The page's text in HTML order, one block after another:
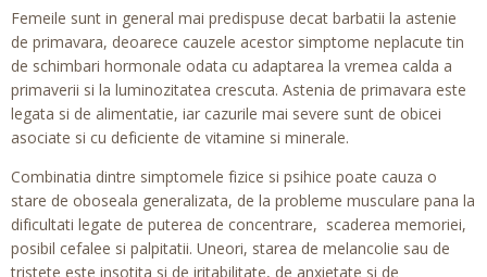
Femeile sunt in general mai predispuse decat barbatii la astenie
de primavara, deoarece cauzele acestor simptome neplacute tin
de schimbari hormonale odata cu adaptarea la vremea calda a
primaverii si la luminozitatea crescuta. Astenia de primavara este
legata si de alimentatie, iar cazurile mai severe sunt de obicei
asociate si cu deficiente de vitamine si minerale.
Combinatia dintre simptomele fizice si psihice poate cauza o
stare de oboseala generalizata, de la probleme musculare pana la
dificultati legate de puterea de concentrare, scaderea memoriei,
posibil cefalee si palpitatii. Uneori, starea de melancolie sau de
tristete este insotita si de iritabilitate, de anxietate si de